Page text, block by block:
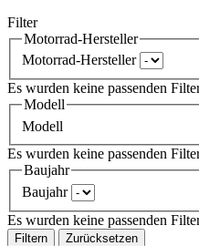
Filter
Motorrad-Hersteller
Motorrad-Hersteller
Es wurden keine passenden
Modell
Modell
Es wurden keine passenden
Baujahr
Baujahr
Es wurden keine passenden
Filtern Zurücksetzen